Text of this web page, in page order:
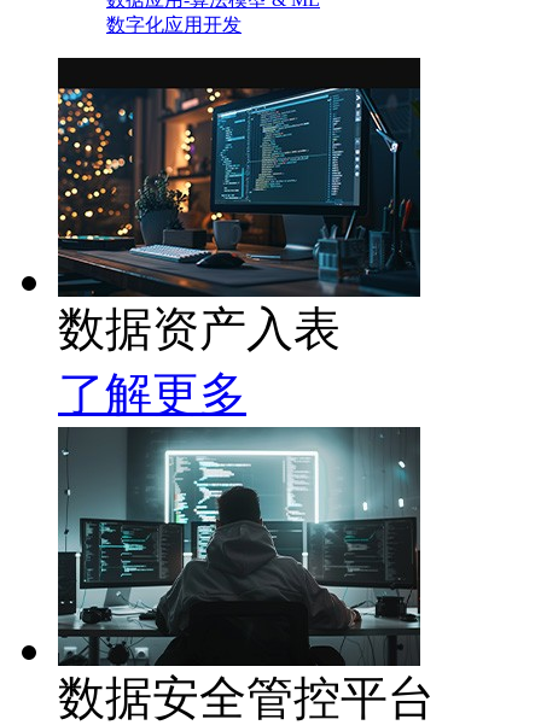
数字化应用开发
数据资产入表
了解更多
数据安全管控平台